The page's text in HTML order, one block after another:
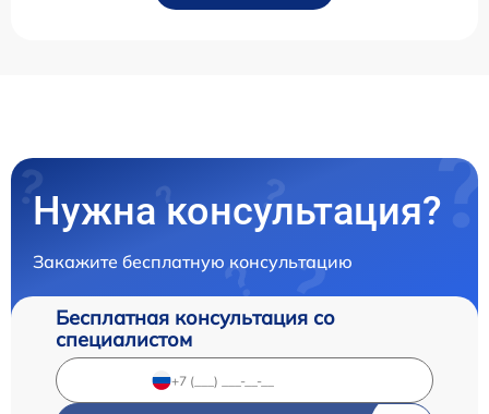
Нужна консультация?
Закажите бесплатную консультацию
Бесплатная консультация со
специалистом